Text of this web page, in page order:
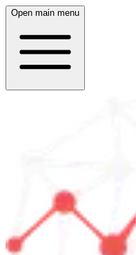
Open main menu